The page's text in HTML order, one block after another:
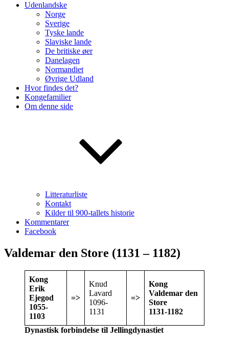
Udenlandske
Norge
Sverige
Tyske lande
Slaviske lande
De britiske øer
Danelagen
Normandiet
Øvrige Udland
Hvor findes det?
Kongefamilier
Om denne side
Litteraturliste
Kontakt
Kilder til 900-tallets historie
Kommentarer
Facebook
Valdemar den Store (1131 – 1182)
Kong
Erik
Ejegod
1055-
1103
=>
Knud
Lavard
1096-
1131
=>
Kong
Valdemar den
Store
1131-1182
Dynastisk forbindelse til Jellingdynastiet